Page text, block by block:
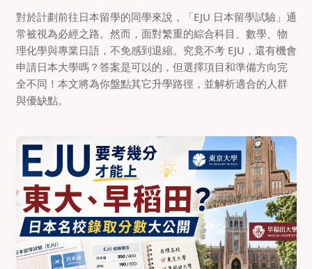
對於計劃前往日本留學的同學來說，「EJU 日本留學試驗」通
常被視為必經之路。然而，面對繁重的綜合科目、數學、物
理化學與專業日語，不免感到退縮。究竟不考 EJU，還有機會
申請日本大學嗎？答案是可以的，但選擇項目和準備方向完
全不同！本文將為你盤點其它升學路徑，並解析適合的人群
與優缺點。